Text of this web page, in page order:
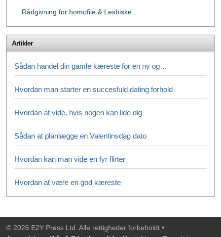
Rådgivning for homofile & Lesbiske
Artikler
Sådan handel din gamle kæreste for en ny og…
Hvordan man starter en succesfuld dating forhold
Hvordan at vide, hvis nogen kan lide dig
Sådan at planlægge en Valentinsdag dato
Hvordan kan man vide en fyr flirter
Hvordan at være en god kæreste
© 2026 E2Y Press Ltd. Alle rettigheder forbeholdt •